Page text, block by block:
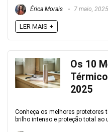
Érica Morais 7 maio, 2025
LER MAIS +
Os 10
2025
Conheça os melhores protetores
brilho intenso e proteção total ao